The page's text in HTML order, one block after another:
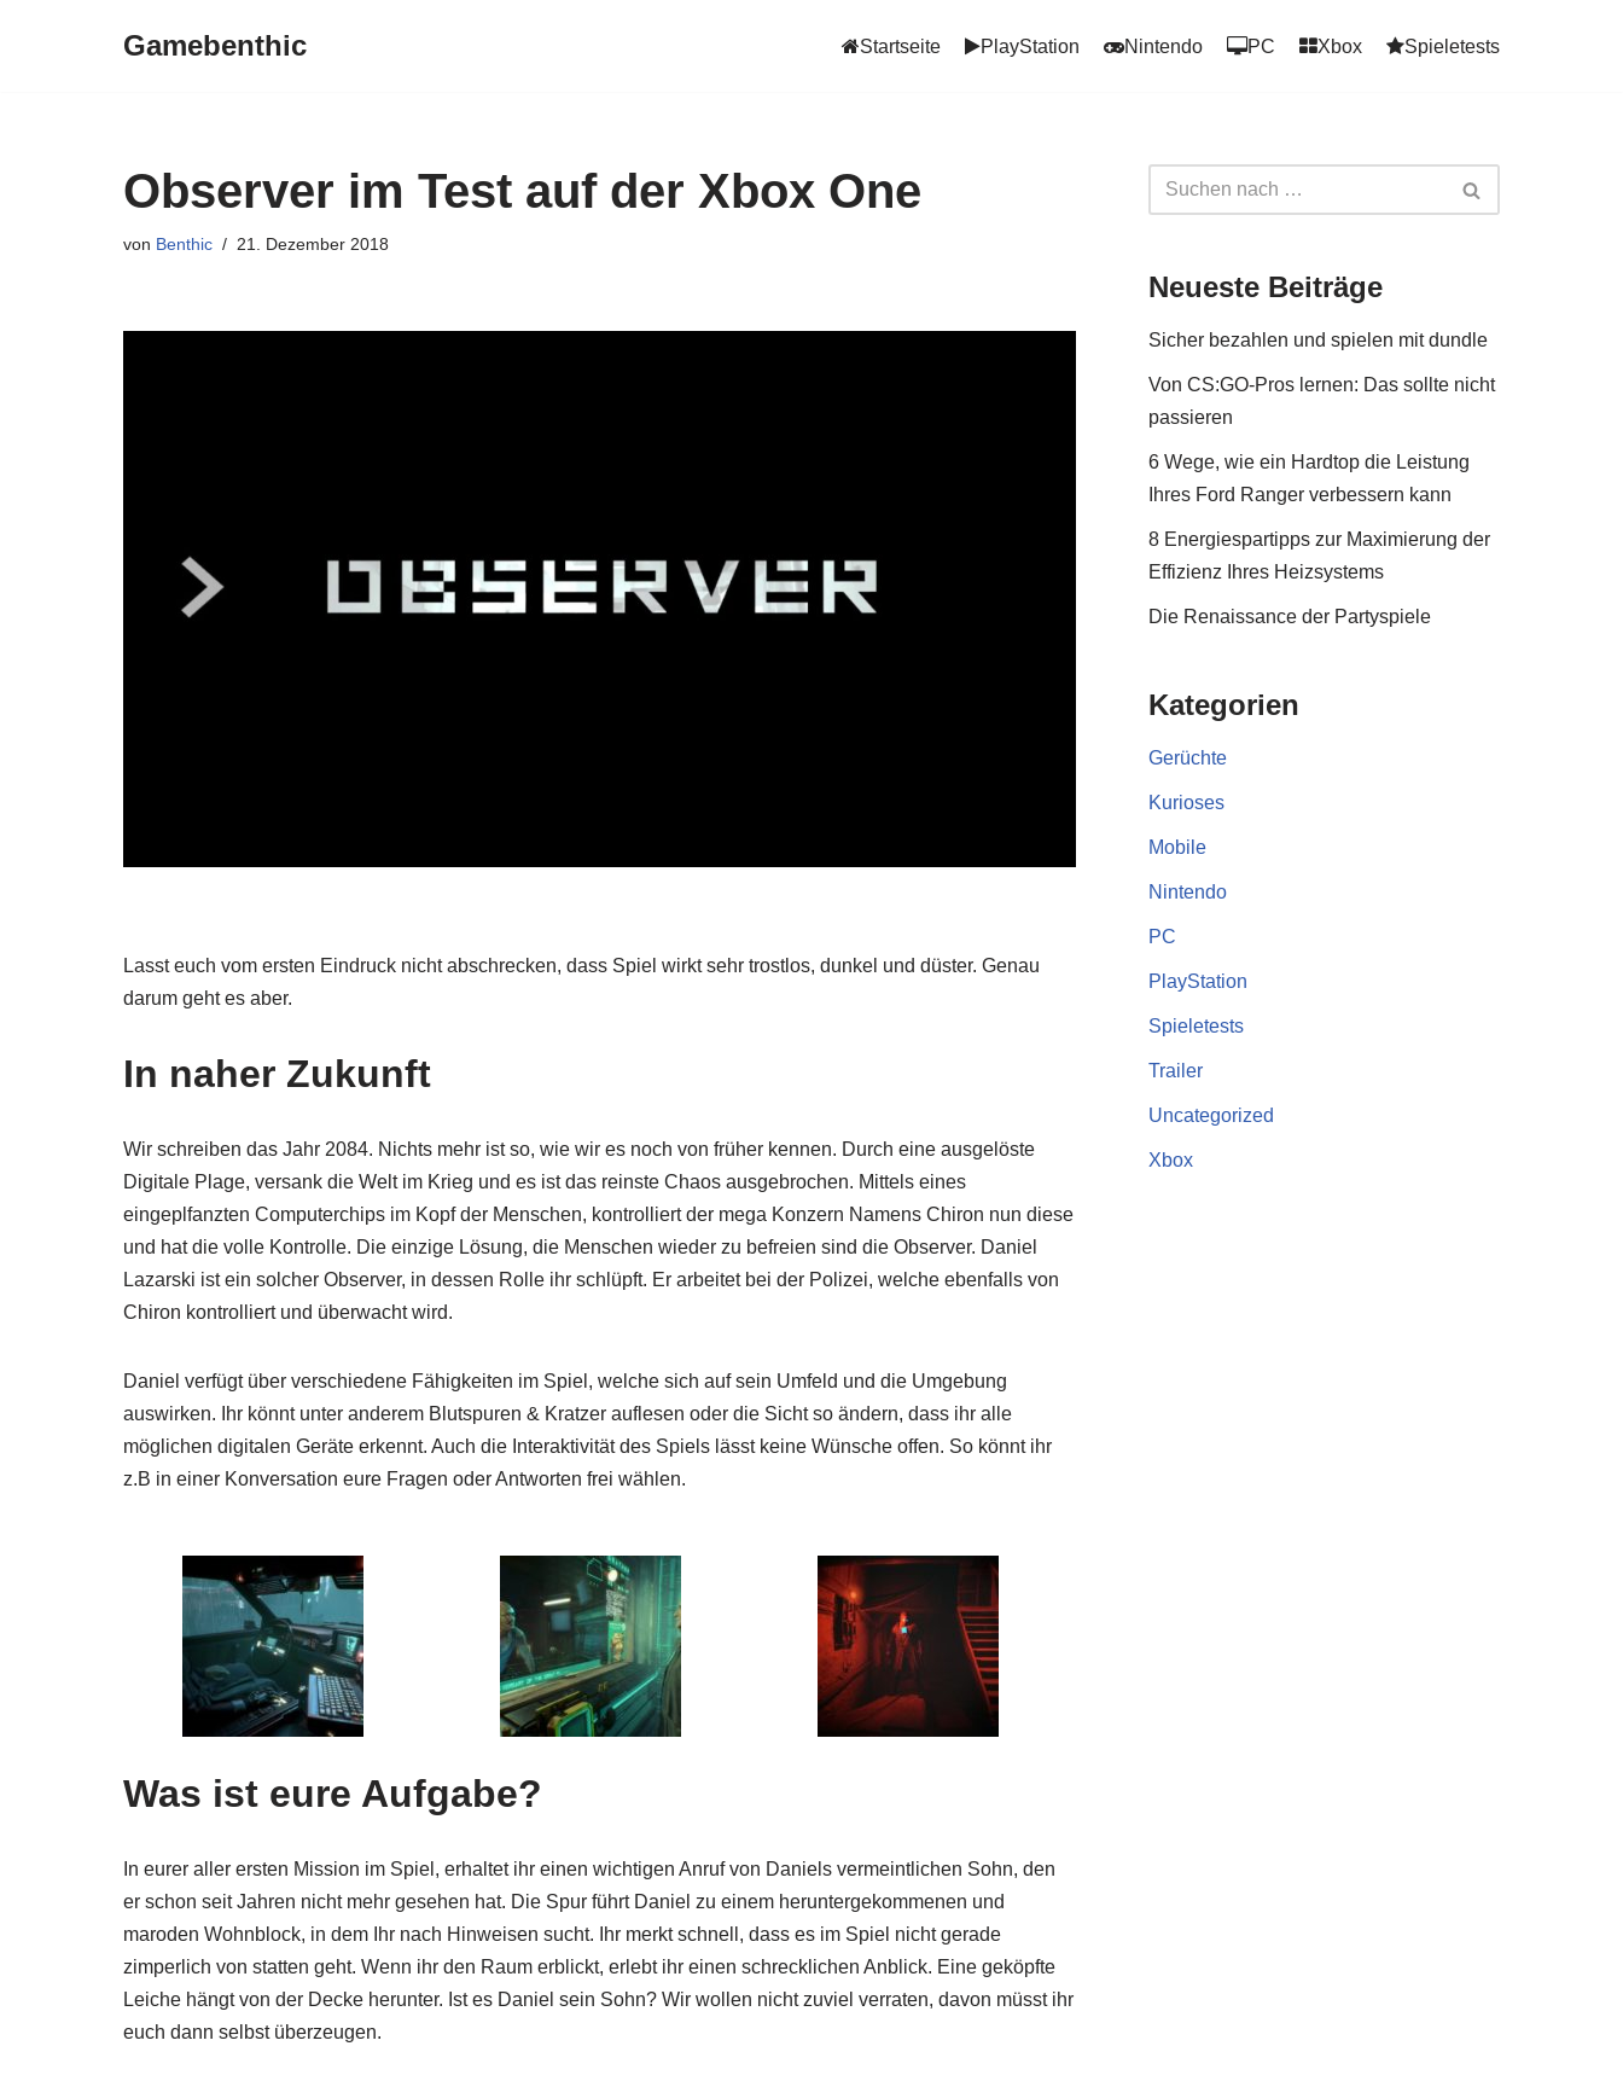
Gamebenthic Startseite PlayStation Nintendo PC Xbox Spieletests
Observer im Test auf der Xbox One
von Benthic 21. Dezember 2018
Lasst euch vom ersten Eindruck nicht abschrecken, dass Spiel wirkt sehr trostlos, dunkel und düster. Genau
darum geht es aber.
In naher Zukunft
Wir schreiben das Jahr 2084. Nichts mehr ist so, wie wir es noch von früher kennen. Durch eine ausgelöste
Digitale Plage, versank die Welt im Krieg und es ist das reinste Chaos ausgebrochen. Mittels eines
eingeplfanzten Computerchips im Kopf der Menschen, kontrolliert der mega Konzern Namens Chiron nun diese
und hat die volle Kontrolle. Die einzige Lösung, die Menschen wieder zu befreien sind die Observer. Daniel
Lazarski ist ein solcher Observer, in dessen Rolle ihr schlüpft. Er arbeitet bei der Polizei, welche ebenfalls von
Chiron kontrolliert und überwacht wird.
Daniel verfügt über verschiedene Fähigkeiten im Spiel, welche sich auf sein Umfeld und die Umgebung
auswirken. Ihr könnt unter anderem Blutspuren & Kratzer auflesen oder die Sicht so ändern, dass ihr alle
möglichen digitalen Geräte erkennt. Auch die Interaktivität des Spiels lässt keine Wünsche offen. So könnt ihr
z.B in einer Konversation eure Fragen oder Antworten frei wählen.
Was ist eure Aufgabe?
In eurer aller ersten Mission im Spiel, erhaltet ihr einen wichtigen Anruf von Daniels vermeintlichen Sohn, den
er schon seit Jahren nicht mehr gesehen hat. Die Spur führt Daniel zu einem heruntergekommenen und
maroden Wohnblock, in dem Ihr nach Hinweisen sucht. Ihr merkt schnell, dass es im Spiel nicht gerade
zimperlich von statten geht. Wenn ihr den Raum erblickt, erlebt ihr einen schrecklichen Anblick. Eine geköpfte
Leiche hängt von der Decke herunter. Ist es Daniel sein Sohn? Wir wollen nicht zuviel verraten, davon müsst ihr
euch dann selbst überzeugen.
Neueste Beiträge
Sicher bezahlen und spielen mit dundle
Von CS:GO-Pros lernen: Das sollte nicht
passieren
6 Wege, wie ein Hardtop die Leistung
Ihres Ford Ranger verbessern kann
8 Energiespartipps zur Maximierung der
Effizienz Ihres Heizsystems
Die Renaissance der Partyspiele
Kategorien
Gerüchte
Kurioses
Mobile
Nintendo
PC
PlayStation
Spieletests
Trailer
Uncategorized
Xbox